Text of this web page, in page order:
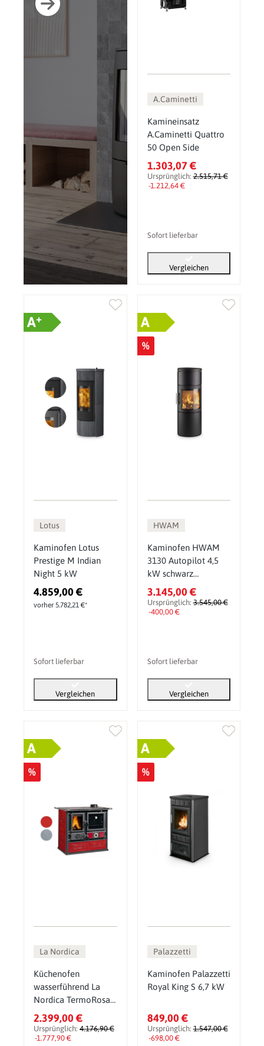
A.Caminetti
Kamineinsatz
A.Caminetti Quattro
50 Open Side
1.303,07 €
Ursprünglich:2.515,71 €
-1.212,64 €
Sofort lieferbar
Vergleichen
A+
Lotus
Kaminofen Lotus
Prestige M Indian
Night 5 kW
4.859,00 €
vorher 5.782,21 €*
Sofort lieferbar
Vergleichen
A
%
HWAM
Kaminofen HWAM
3130 Autopilot 4,5
kW schwarz
Sondermodell inkl.
Wärmespeicher
3.145,00 €
Ursprünglich:3.545,00 €
-400,00 €
Sofort lieferbar
Vergleichen
A
%
La Nordica
Küchenofen
wasserführend La
Nordica TermoRosa
DSA mit 15,5 kW
2.399,00 €
Ursprünglich: 4.176,90 €
-1.777,90 €
A
%
Palazzetti
Kaminofen Palazzetti
Royal King S 6,7 kW
849,00 €
Ursprünglich:1.547,00 €
-698,00 €